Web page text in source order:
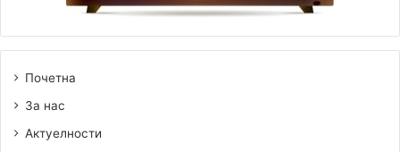
Почетна
За нас
Актуелности